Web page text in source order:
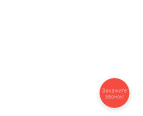
Закажите
звонок!